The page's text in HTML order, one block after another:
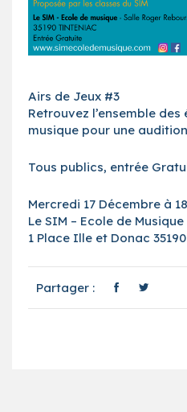
Airs de Jeux #3
Retrouvez l’ensemble des
musique pour une
Tous publics, entrée
Mercredi 17 Décembre à
Le SIM – Ecole de
1 Place Ille et Donac
Partager :